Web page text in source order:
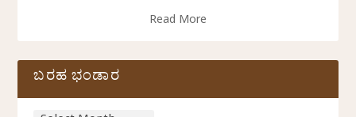
Read More
ಬರಹ ಭಂಡಾರ